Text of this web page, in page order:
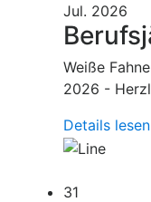
Jul. 2026
Weiße
2026 -
Details lesen
31